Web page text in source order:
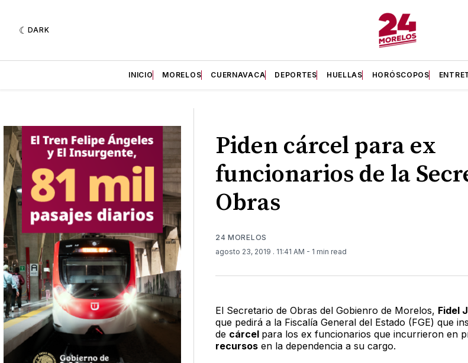
DARK
INICIO MORELOS CUERNAVACA DEPORTES HUELLAS HORÓSCOPOS
Piden cárcel para ex
funcionarios de la
Obras
24 MORELOS
agosto 23, 2019 . 11:41 AM - 1 min read
El Secretario de Obras del Gobienro de Morelos, Fidel
que pedirá a la Fiscalía General del Estado (FGE) que
de cárcel para los ex funcionarios que incurrieron en
recursosen la dependencia a su cargo.